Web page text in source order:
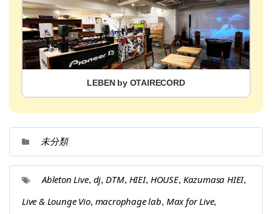
LEBEN by OTAIRECORD
未分類
Ableton Live, dj, DTM, HIEI, HOUSE, Kazumasa HIEI,
Live & Lounge Vio, macrophage lab, Max for Live,